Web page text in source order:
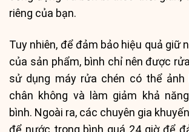
riêng của bạn.
Tuy nhiên, để đảm bảo hiệu quả giữ
của sản phẩm, bình chỉ nên được
sử dụng máy rửa chén có thể ảnh
chân không và làm giảm khả
bình. Ngoài ra, các chuyên gia
để nước trong bình quá 24 giờ để